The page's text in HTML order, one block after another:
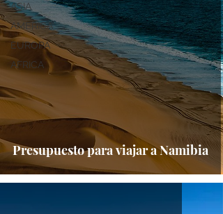
ASIA
AMERICA
EUROPA
AFRICA
Presupuesto para viajar a Namibia